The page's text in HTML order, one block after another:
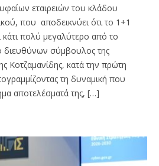
εταιρειών του κλάδου
που αποδεικνύει ότι το 1+1
πολύ μεγαλύτερο από το
διευθύνων σύμβουλος της
Κοτζαμανίδης, κατά την πρώτη
τη δυναμική που
αποτελέσματά της, […]